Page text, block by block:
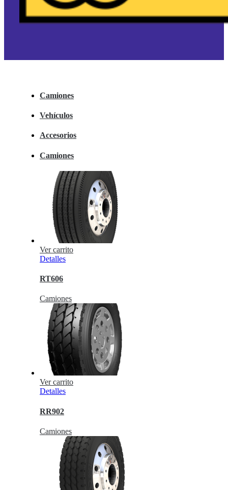
Camiones
Vehículos
Accesorios
Camiones
Ver carrito
Detalles
RT606
Camiones
Ver carrito
Detalles
RR902
Camiones